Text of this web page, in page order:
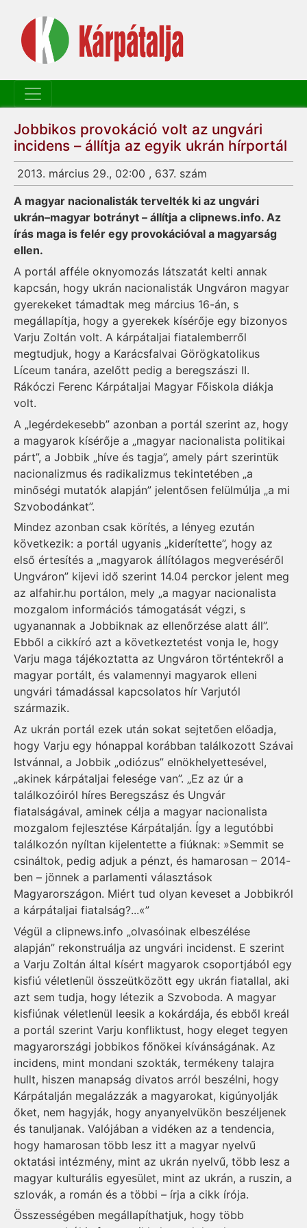
Jobbikos provokáció volt az ungvári
incidens – állítja az egyik ukrán hírportál
2013. március 29., 02:00 , 637. szám
A magyar nacionalisták tervelték ki az ungvári
ukrán–magyar botrányt – állítja a clipnews.info. Az
írás maga is felér egy provokációval a magyarság
ellen.
A portál afféle oknyomozás látszatát kelti annak
kapcsán, hogy ukrán nacionalisták Ungváron magyar
gyerekeket támadtak meg március 16-án, s
megállapítja, hogy a gyerekek kísérője egy bizonyos
Varju Zoltán volt. A kárpátaljai fiatalemberről
megtudjuk, hogy a Karácsfalvai Görögkatolikus
Líceum tanára, azelőtt pedig a beregszászi II.
Rákóczi Ferenc Kárpátaljai Magyar Főiskola diákja
volt.
A „legérdekesebb” azonban a portál szerint az, hogy
a magyarok kísérője a „magyar nacionalista politikai
párt”, a Jobbik „híve és tagja”, amely párt szerintük
nacionalizmus és radikalizmus tekintetében „a
minőségi mutatók alapján” jelentősen felülmúlja „a mi
Szvobodánkat”.
Mindez azonban csak körítés, a lényeg ezután
következik: a portál ugyanis „kiderítette”, hogy az
első értesítés a „magyarok állítólagos megveréséről
Ungváron” kijevi idő szerint 14.04 perckor jelent meg
az alfahir.hu portálon, mely „a magyar nacionalista
mozgalom információs támogatását végzi, s
ugyanannak a Jobbiknak az ellenőrzése alatt áll”.
Ebből a cikkíró azt a következtetést vonja le, hogy
Varju maga tájékoztatta az Ungváron történtekről a
magyar portált, és valamennyi magyarok elleni
ungvári támadással kapcsolatos hír Varjutól
származik.
Az ukrán portál ezek után sokat sejtetően előadja,
hogy Varju egy hónappal korábban találkozott Szávai
Istvánnal, a Jobbik „odiózus” elnökhelyettesével,
„akinek kárpátaljai felesége van”. „Ez az úr a
találkozóiról híres Beregszász és Ungvár
fiatalságával, aminek célja a magyar nacionalista
mozgalom fejlesztése Kárpátalján. Így a legutóbbi
találkozón nyíltan kijelentette a fiúknak: »Semmit se
csináltok, pedig adjuk a pénzt, és hamarosan – 2014-
ben – jönnek a parlamenti választások
Magyarországon. Miért tud olyan keveset a Jobbikról
a kárpátaljai fiatalság?...«”
Végül a clipnews.info „olvasóinak elbeszélése
alapján” rekonstruálja az ungvári incidenst. E szerint
a Varju Zoltán által kísért magyarok csoportjából egy
kisfiú véletlenül összeütközött egy ukrán fiatallal, aki
azt sem tudja, hogy létezik a Szvoboda. A magyar
kisfiúnak véletlenül leesik a kokárdája, és ebből kreál
a portál szerint Varju konfliktust, hogy eleget tegyen
magyarországi jobbikos főnökei kívánságának. Az
incidens, mint mondani szokták, termékeny talajra
hullt, hiszen manapság divatos arról beszélni, hogy
Kárpátalján megalázzák a magyarokat, kigúnyolják
őket, nem hagyják, hogy anyanyelvükön beszéljenek
és tanuljanak. Valójában a vidéken az a tendencia,
hogy hamarosan több lesz itt a magyar nyelvű
oktatási intézmény, mint az ukrán nyelvű, több lesz a
magyar kulturális egyesület, mint az ukrán, a ruszin, a
szlovák, a román és a többi – írja a cikk írója.
Összességében megállapíthatjuk, hogy több